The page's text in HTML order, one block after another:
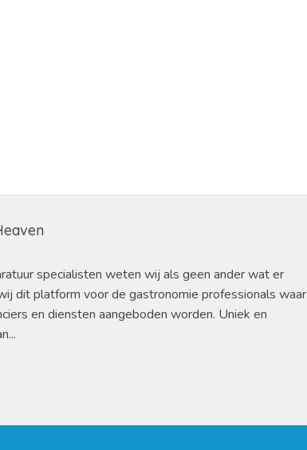
specialisten weten wij als geen ander wat er
dit platform voor de gastronomie professionals waar
en diensten aangeboden worden. Uniek en